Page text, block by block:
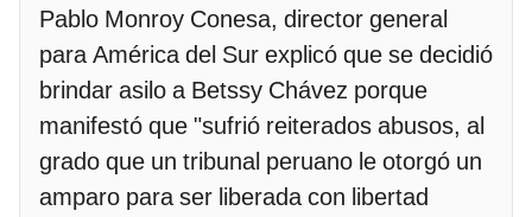
Pablo Monroy Conesa, director general
para América del Sur explicó que se decidió
brindar asilo a Betssy Chávez porque
manifestó que "sufrió reiterados abusos, al
grado que un tribunal peruano le otorgó un
amparo para ser liberada con libertad